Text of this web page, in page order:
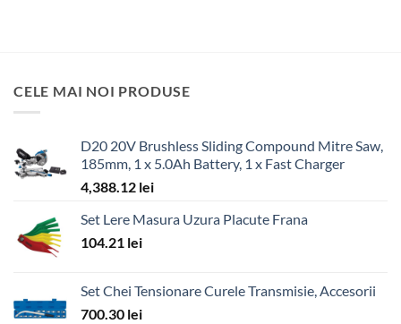
CELE MAI NOI PRODUSE
D20 20V Brushless Sliding Compound Mitre Saw,
185mm, 1 x 5.0Ah Battery, 1 x Fast Charger
4,388.12 lei
Set Lere Masura Uzura Placute Frana
104.21 lei
Set Chei Tensionare Curele Transmisie, Accesorii
700.30 lei